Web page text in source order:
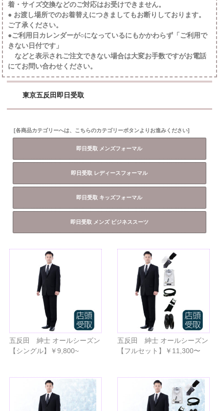
着・サイズ交換などのご対応はお受けできません。
● お渡し場所でのお着替えにつきましてもお断りしております。
ご了承ください。
●ご利用日カレンダーが○になっているにもかかわらず「ご利用で
きない日付です」
などと表示されご注文できない場合は大変お手数ですがお電話
にてお問い合わせください。
東京五反田即日受取
[各商品カテゴリーへは、こちらのカテゴリーボタンよりお進みください]
即日受取 メンズフォーマル
即日受取 レディースフォーマル
即日受取 キッズフォーマル
即日受取 メンズ ビジネススーツ
五反田 紳士 オールシーズン
【シングル】￥9,800~
五反田 紳士 オールシーズン
【フルセット】￥11,300〜